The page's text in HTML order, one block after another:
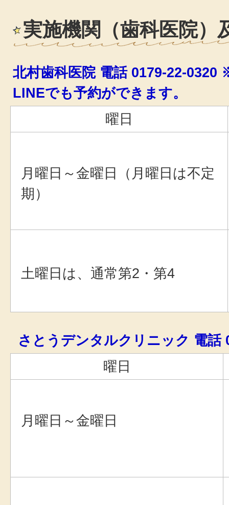
実施機関（歯科医院）
北村歯科医院 電話 0179-22-0320
LINEでも予約ができます。
曜日
月曜日～金曜日（月曜日は不定
期）
土曜日は、通常第2・第4
さとうデンタルクリニック 電話
曜日
月曜日～金曜日